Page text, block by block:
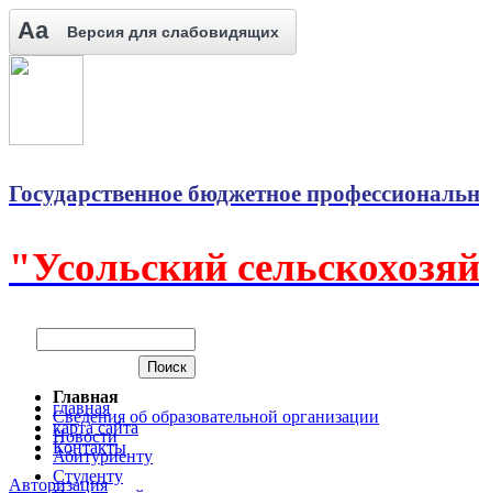
Aa Версия для слабовидящих
Государственное бюджетное
"Усольский
главная
карта сайта
Контакты
Авторизация
Главная
Сведения об образовательной организации
Новости
Абитуриенту
Студенту